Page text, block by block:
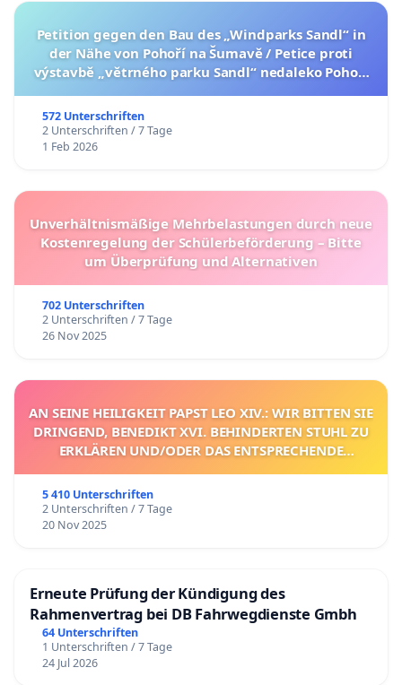
Petition gegen den Bau des „Windparks Sandl“ in
der Nähe von Pohoří na Šumavě / Petice proti
výstavbě „větrného parku Sandl“ nedaleko Pohoří
572 Unterschriften
2 Unterschriften / 7 Tage
1 Feb 2026
Unverhältnismäßige Mehrbelastungen durch neue
Kostenregelung der Schülerbeförderung – Bitte
um Überprüfung und Alternativen
702 Unterschriften
2 Unterschriften / 7 Tage
26 Nov 2025
AN SEINE HEILIGKEIT PAPST LEO XIV.: WIR BITTEN SIE
DRINGEND, BENEDIKT XVI. BEHINDERTEN STUHL ZU
ERKLÄREN UND/ODER DAS ENTSPRECHENDE
5 410 Unterschriften
2 Unterschriften / 7 Tage
20 Nov 2025
Erneute Prüfung der Kündigung des
Rahmenvertrag bei DB Fahrwegdienste Gmbh
64 Unterschriften
1 Unterschriften / 7 Tage
24 Jul 2026